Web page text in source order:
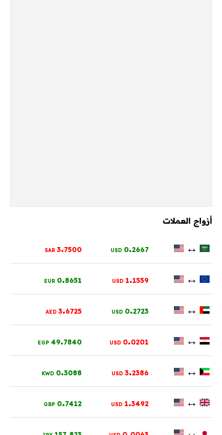
أزواج العملات
↔
0.2667
USD
3.7500
SAR
↔
1.1559
USD
0.8651
EUR
↔
0.2723
USD
3.6725
AED
↔
0.0201
USD
49.7840
EGP
↔
3.2386
USD
0.3088
KWD
↔
1.3492
USD
0.7412
GBP